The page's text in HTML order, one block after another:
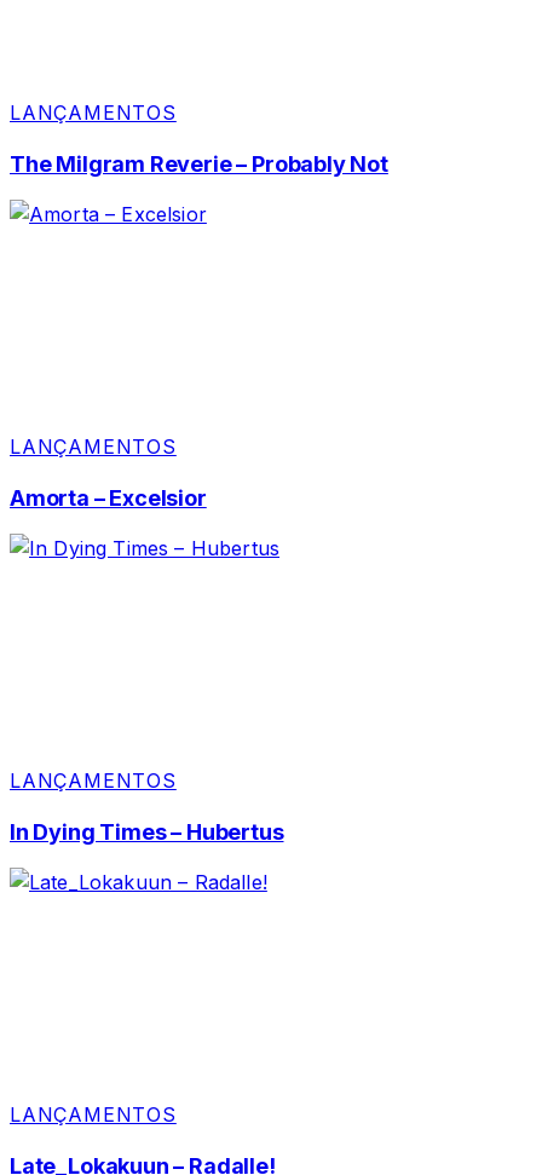
LANÇAMENTOS
The Milgram Reverie – Probably Not
LANÇAMENTOS
Amorta – Excelsior
LANÇAMENTOS
In Dying Times – Hubertus
LANÇAMENTOS
Late_Lokakuun – Radalle!